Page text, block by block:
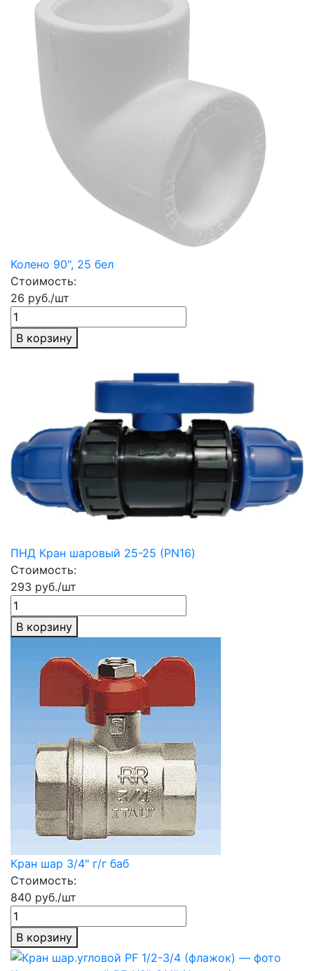
Колено 90", 25 бел
Стоимость:
26 руб./шт
В корзину
ПНД Кран шаровый 25-25 (PN16)
Стоимость:
293 руб./шт
В корзину
Кран шар 3/4" г/г баб
Стоимость:
840 руб./шт
В корзину